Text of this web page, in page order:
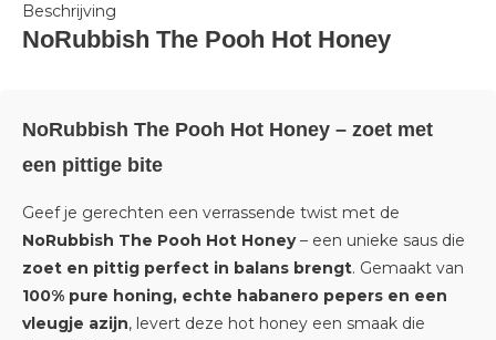
Beschrijving
NoRubbish The Pooh Hot Honey
NoRubbish The Pooh Hot Honey – zoet met
een pittige bite
Geef je gerechten een verrassende twist met de
NoRubbish The Pooh Hot Honey– een unieke saus die
zoet en pittig perfect in balans brengt. Gemaakt van
100% pure honing, echte habanero pepers en een
vleugje azijn, levert deze hot honey een smaak die